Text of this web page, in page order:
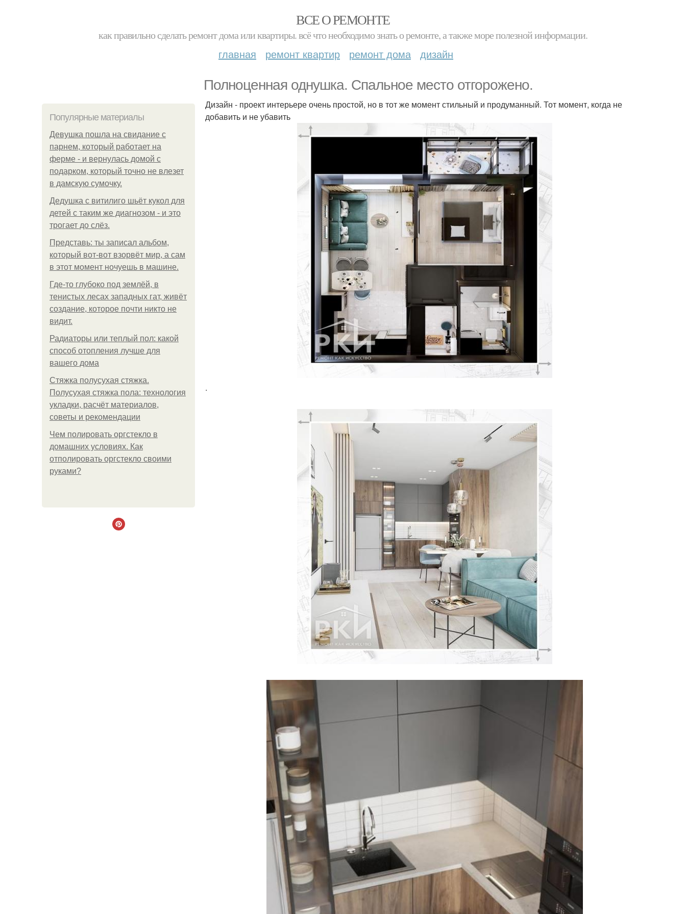
ВСЕ О РЕМОНТЕ
как правильно сделать ремонт дома или квартиры. всё что необходимо знать о ремонте, а также море полезной информации.
главная ремонт квартир ремонт дома дизайн
Полноценная однушка. Спальное место отгорожено.
Популярные материалы
Девушка пошла на свидание с
парнем, который работает на
ферме - и вернулась домой с
подарком, который точно не влезет
в дамскую сумочку.
Дедушка с витилиго шьёт кукол для
детей с таким же диагнозом - и это
трогает до слёз.
Представь: ты записал альбом,
который вот-вот взорвёт мир, а сам
в этот момент ночуешь в машине.
Где-то глубоко под землёй, в
тенистых лесах западных гат, живёт
создание, которое почти никто не
видит.
Радиаторы или теплый пол: какой
способ отопления лучше для
вашего дома
Стяжка полусухая стяжка.
Полусухая стяжка пола: технология
укладки, расчёт материалов,
советы и рекомендации
Чем полировать оргстекло в
домашних условиях. Как
отполировать оргстекло своими
руками?
Дизайн - проект интерьере очень простой, но в тот же момент стильный и продуманный. Тот момент, когда не
добавить и не убавить
.